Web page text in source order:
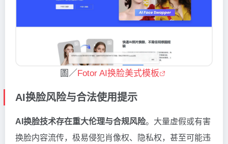
圖／ Fotor AI换脸美式模板
AI换脸风险与合法使用提示
AI换脸技术存在重大伦理与合规风险。大量虚假或有害
换脸内容流传，极易侵犯肖像权、隐私权，甚至可能违